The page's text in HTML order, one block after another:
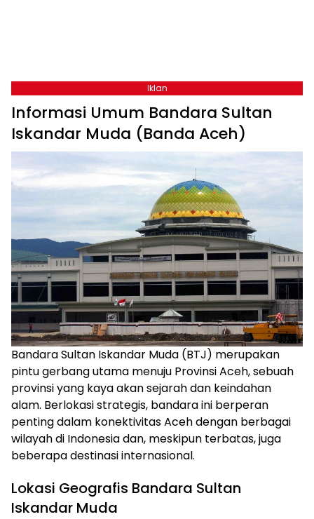
Iklan
Informasi Umum Bandara Sultan
Iskandar Muda (Banda Aceh)
Bandara Sultan Iskandar Muda (BTJ) merupakan
pintu gerbang utama menuju Provinsi Aceh, sebuah
provinsi yang kaya akan sejarah dan keindahan
alam. Berlokasi strategis, bandara ini berperan
penting dalam konektivitas Aceh dengan berbagai
wilayah di Indonesia dan, meskipun terbatas, juga
beberapa destinasi internasional.
Lokasi Geografis Bandara Sultan
Iskandar Muda